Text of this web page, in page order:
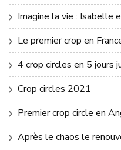
Imagine la vie : Isabelle
Le premier crop en
4 crop circles en 5 jours
Crop circles 2021
Premier crop circle en
Après le chaos le